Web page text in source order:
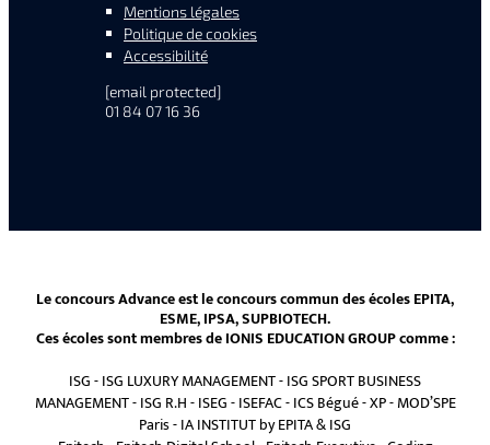
Mentions légales
Politique de cookies
Accessibilité
[email protected]
01 84 07 16 36
Le concours Advance est le concours commun des écoles EPITA,
ESME, IPSA, SUPBIOTECH.
Ces écoles sont membres de IONIS EDUCATION GROUP comme :
ISG-ISG LUXURY MANAGEMENT-ISG SPORT BUSINESS
MANAGEMENT-ISG R.H-ISEG-ISEFAC-ICS Bégué-XP-MOD’SPE
Paris-IA INSTITUT by EPITA & ISG